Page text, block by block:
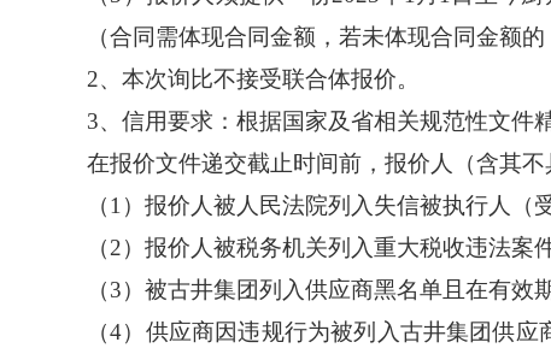
（合同需体现合同金额，若未体现合同金额
2、本次询比不接受联合体报价。
3、信用要求：根据国家及省相关规范性文件
在报价文件递交截止时间前，报价人（含其
（1）报价人被人民法院列入失信被执行人（
（2）报价人被税务机关列入重大税收违法案
（3）被古井集团列入供应商黑名单且在有效
（4）供应商因违规行为被列入古井集团供